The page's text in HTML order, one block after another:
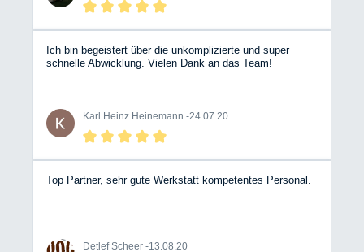
Ich bin begeistert über die unkomplizierte und super
schnelle Abwicklung. Vielen Dank an das Team!
Karl Heinz Heinemann -24.07.20
Top Partner, sehr gute Werkstatt kompetentes Personal.
Detlef Scheer -13.08.20